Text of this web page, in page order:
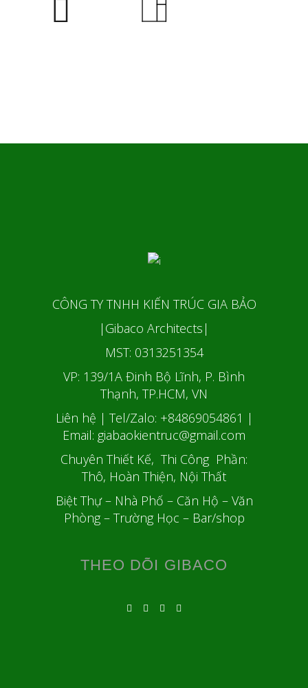
CÔNG TY TNHH KIẾN TRÚC GIA BẢO
|Gibaco Architects|
MST: 0313251354
VP: 139/1A Đinh Bộ Lĩnh, P. Bình
Thạnh, TP.HCM, VN
Liên hệ | Tel/Zalo: +84869054861 |
Email: giabaokientruc@gmail.com
Chuyên Thiết Kế, Thi Công Phần:
Thô, Hoàn Thiện, Nội Thất
Biệt Thự – Nhà Phố – Căn Hộ – Văn
Phòng – Trường Học – Bar/shop
THEO DÕI GIBACO